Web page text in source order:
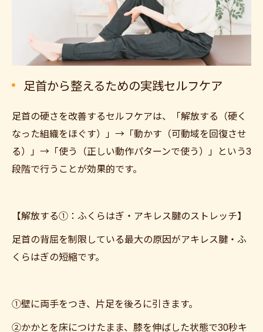
足首から整えるための実践セルフケア
足首の硬さを改善するセルフケアは、「解放する（硬く
なった組織をほぐす）」→「動かす（可動域を回復させ
る）」→「使う（正しい動作パターンで使う）」という3
段階で行うことが効果的です。
【解放する①：ふくらはぎ・アキレス腱のストレッチ】
足首の背屈を制限している最大の原因がアキレス腱・ふ
くらはぎの短縮です。
①壁に両手をつき、片足を後ろに引きます。
②かかとを床につけたまま、膝を伸ばした状態で30秒キ